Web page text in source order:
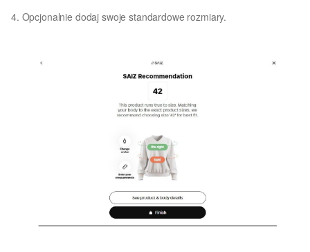
4. Opcjonalnie dodaj swoje standardowe rozmiary.